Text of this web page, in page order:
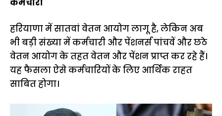
कर्मचारी
हरियाणा में सातवां वेतन आयोग लागू है, लेकिन अब
भी बड़ी संख्या में कर्मचारी और पेंशनर्स पांचवें और छठे
वेतन आयोग के तहत वेतन और पेंशन प्राप्त कर रहे हैं।
यह फैसला ऐसे कर्मचारियों के लिए आर्थिक राहत
साबित होगा।